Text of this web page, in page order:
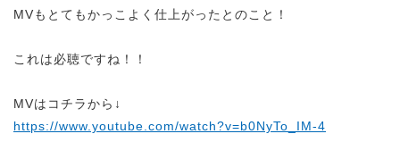
MVもとてもかっこよく仕上がったとのこと！
これは必聴ですね！！
MVはコチラから↓
https://www.youtube.com/watch?v=b0NyTo_IM-4